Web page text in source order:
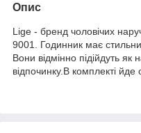
Опис
Lige - бренд чоловічих
9001. Годинник має
Вони відмінно підійдуть як
відпочинку.В комплекті йде